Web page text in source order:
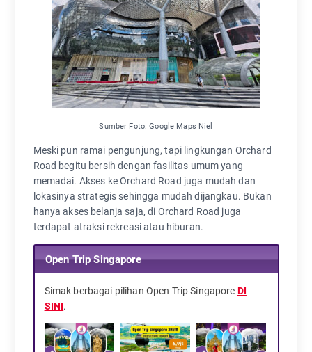
Sumber Foto: Google Maps Niel
Meski pun ramai pengunjung, tapi lingkungan Orchard
Road begitu bersih dengan fasilitas umum yang
memadai. Akses ke Orchard Road juga mudah dan
lokasinya strategis sehingga mudah dijangkau. Bukan
hanya akses belanja saja, di Orchard Road juga
terdapat atraksi rekreasi atau hiburan.
Open Trip Singapore
Simak berbagai pilihan Open Trip Singapore DI
SINI.